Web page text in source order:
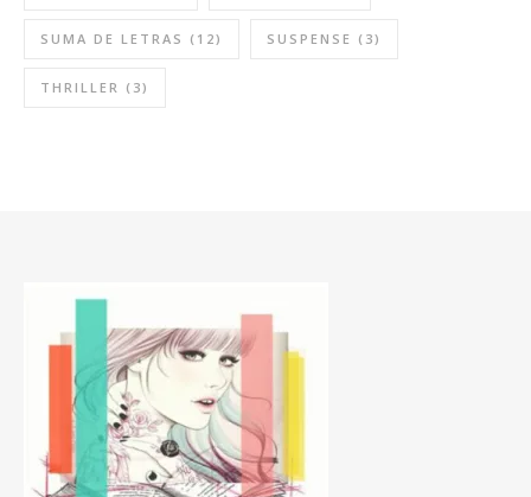
SUMA DE LETRAS (12) SUSPENSE (3)
THRILLER (3)